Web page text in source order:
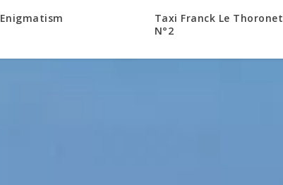
Enigmatism
Taxi Franck Le Thoronet
N°2